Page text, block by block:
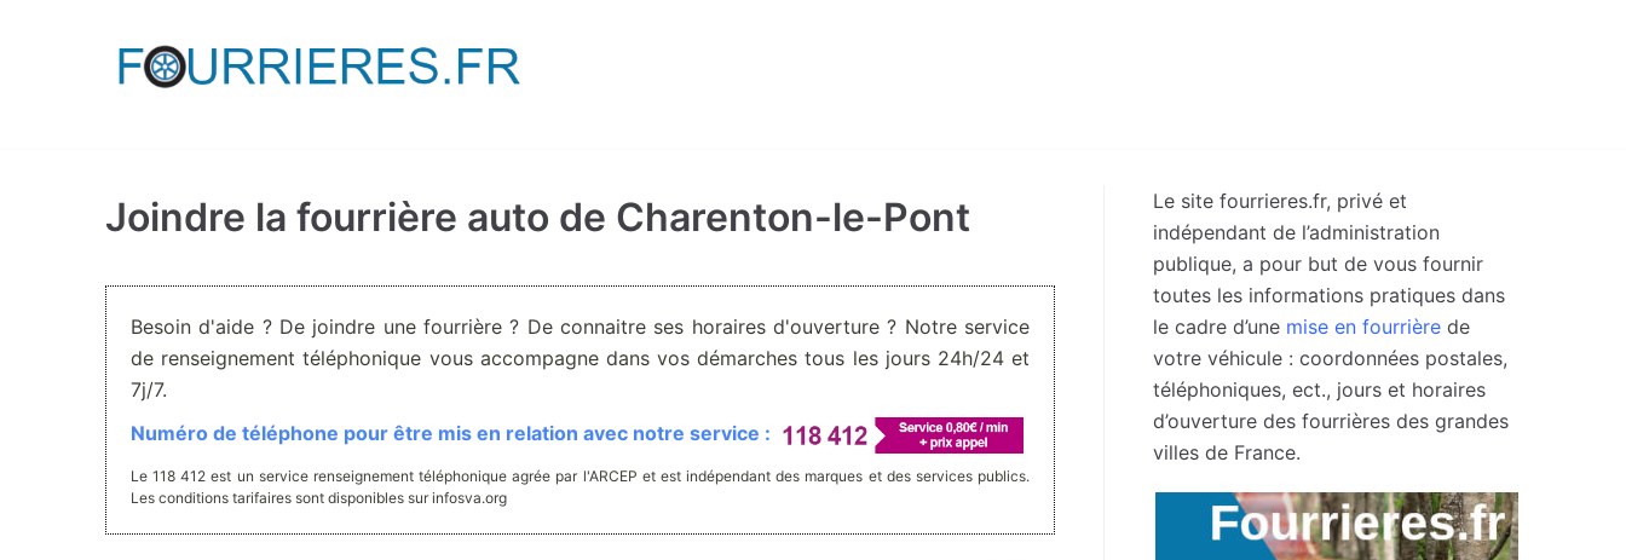
Joindre la fourrière auto de Charenton-le-Pont
Besoin d'aide ? De joindre une fourrière ? De connaitre ses horaires d'ouverture ? Notre service
de renseignement téléphonique vous accompagne dans vos démarches tous les jours 24h/24 et
7j/7.
Numéro de téléphone pour être mis en relation avec notre service :
Le 118 412 est un service renseignement téléphonique agrée par l'ARCEP et est indépendant des marques et des services publics.
Les conditions tarifaires sont disponibles sur infosva.org
Le site fourrieres.fr, privé et
indépendant de l’administration
publique, a pour but de vous fournir
toutes les informations pratiques dans
le cadre d’une mise en fourrière de
votre véhicule : coordonnées postales,
téléphoniques, ect., jours et horaires
d’ouverture des fourrières des grandes
villes de France.